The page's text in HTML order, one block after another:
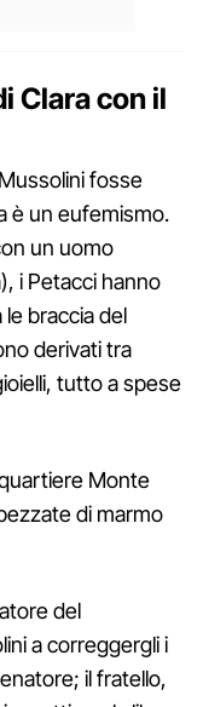
Clara con il
fosse
è un eufemismo.
un uomo
i Petacci hanno
braccia del
derivati tra
tutto a spese
Monte
di marmo
del
a correggergli i
il fratello,